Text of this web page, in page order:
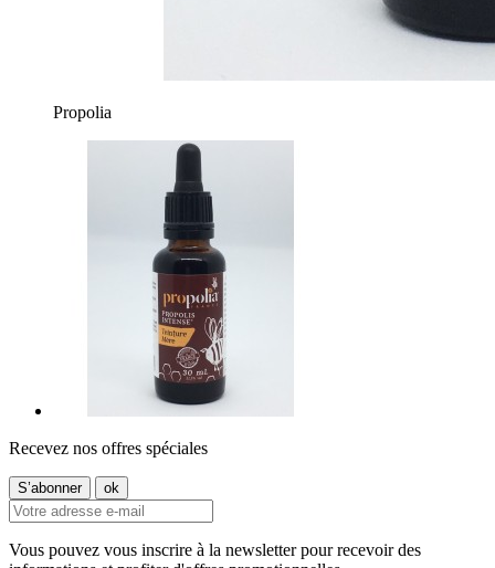
Propolia
Recevez nos offres spéciales
Vous pouvez vous inscrire à la newsletter pour recevoir des